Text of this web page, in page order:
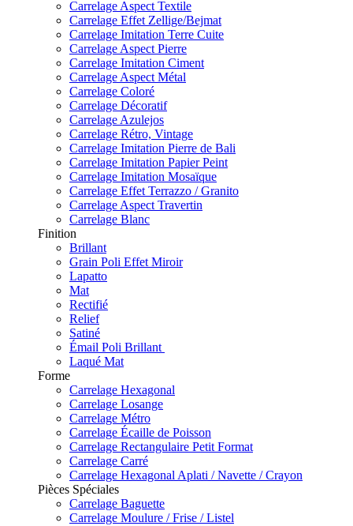
Carrelage Aspect Textile
Carrelage Effet Zellige/Bejmat
Carrelage Imitation Terre Cuite
Carrelage Aspect Pierre
Carrelage Imitation Ciment
Carrelage Aspect Métal
Carrelage Coloré
Carrelage Décoratif
Carrelage Azulejos
Carrelage Rétro, Vintage
Carrelage Imitation Pierre de Bali
Carrelage Imitation Papier Peint
Carrelage Imitation Mosaïque
Carrelage Effet Terrazzo / Granito
Carrelage Aspect Travertin
Carrelage Blanc
Finition
Brillant
Grain Poli Effet Miroir
Lapatto
Mat
Rectifié
Relief
Satiné
Émail Poli Brillant
Laqué Mat
Forme
Carrelage Hexagonal
Carrelage Losange
Carrelage Métro
Carrelage Écaille de Poisson
Carrelage Rectangulaire Petit Format
Carrelage Carré
Carrelage Hexagonal Aplati / Navette / Crayon
Pièces Spéciales
Carrelage Baguette
Carrelage Moulure / Frise / Listel